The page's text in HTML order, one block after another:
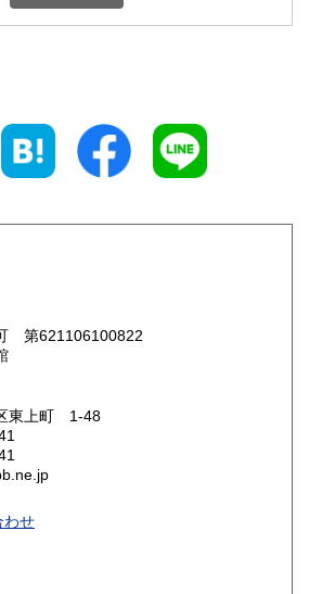
600円 三重県
600円 島根県
600円
600円
600円
第621106100822
東上町 1-48
わせ
を中心に学術書から一般書まで多数
碁・将棋本、美術書も多数陳列